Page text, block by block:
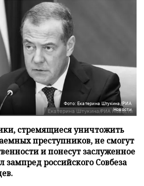
Фото: Екатерина Штукина/РИА
Новости
стремящиеся уничтожить
преступников, не смогут
и понесут заслуженное
зампред российского Совбеза